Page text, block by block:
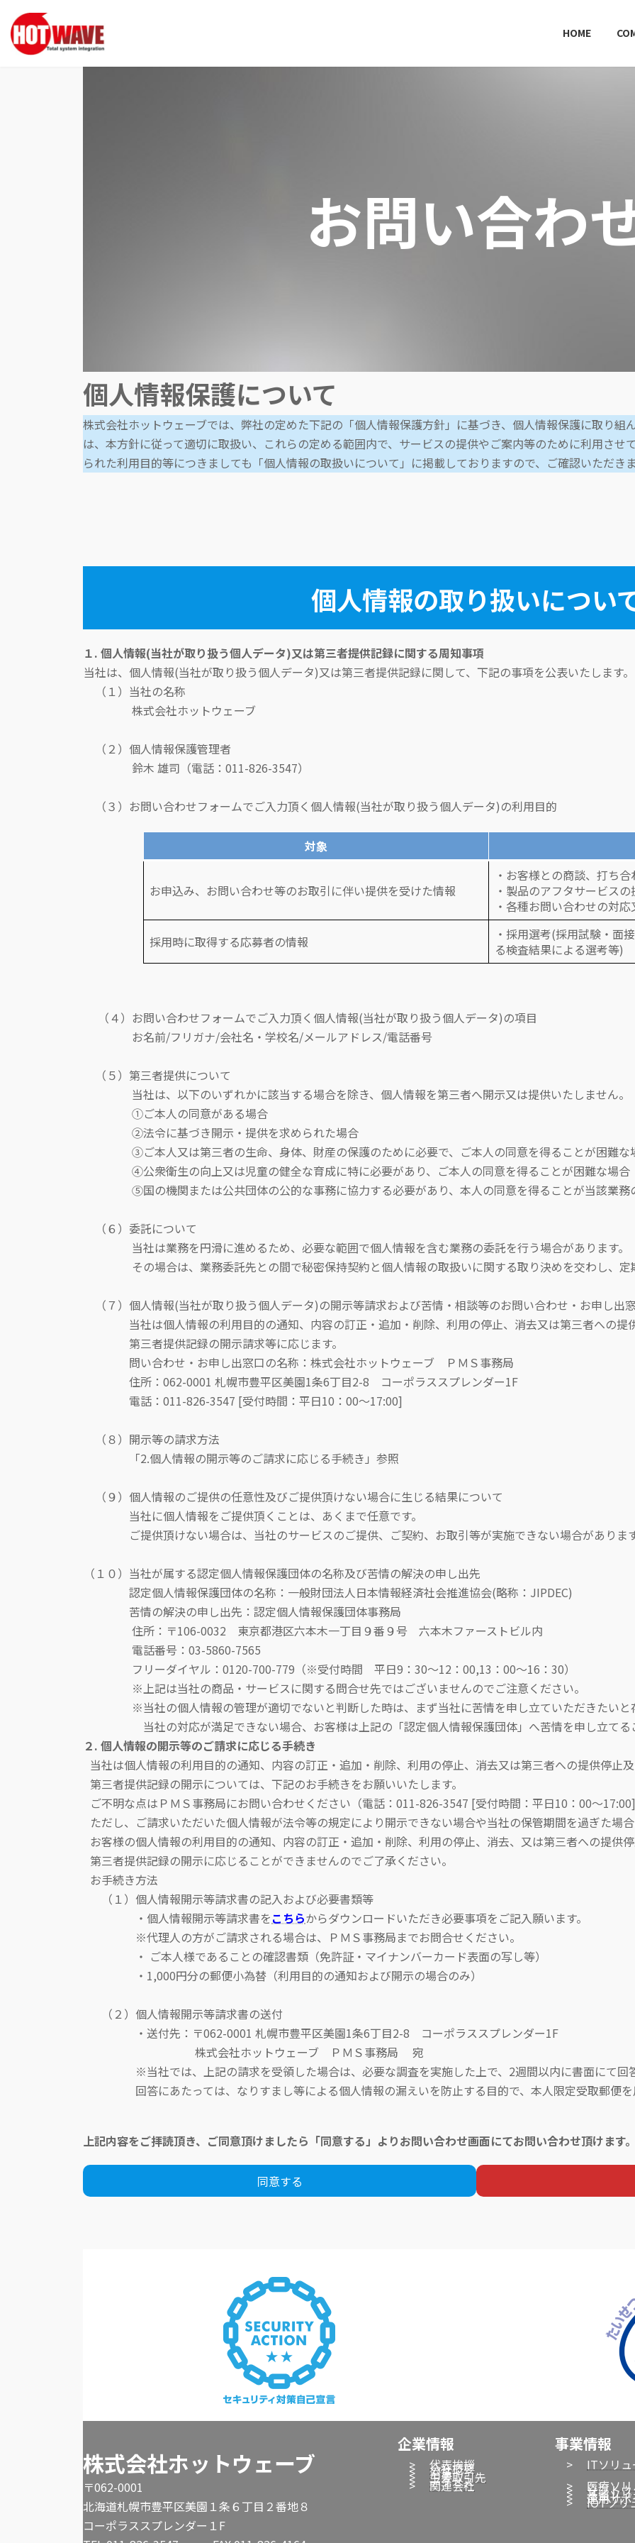
HOME
お問い合わ
個人情報保護について
株式会社ホットウェーブでは、弊社の定めた下記の「個人情報保護方針」に基づき、個人情報保護に取り組
は、本方針に従って適切に取扱い、これらの定める範囲内で、サービスの提供やご案内等のために利用させ
られた利用目的等につきましても「個人情報の取扱いについて」に掲載しておりますので、ご確認いただき
個人情報の取り扱いについ
１. 個人情報(当社が取り扱う個人データ)又は第三者提供記録に関する周知事項
当社は、個人情報(当社が取り扱う個人データ)又は第三者提供記録に関して、下記の事項を公表いたします。
（１）当社の名称
株式会社ホットウェーブ
（２）個人情報保護管理者
鈴木 雄司（電話：011-826-3547）
（３）お問い合わせフォームでご入力頂く個人情報(当社が取り扱う個人データ)の利用目的
対象
お申込み、お問い合わせ等のお取引に伴い提供を受けた情報
・お客様との商談、打ち
・製品のアフタサービスの
・各種お問い合わせの対
採用時に取得する応募者の情報
・採用選考(採用試験・面
る検査結果による選考等)
（４）お問い合わせフォームでご入力頂く個人情報(当社が取り扱う個人データ)の項目
お名前/フリガナ/会社名・学校名/メールアドレス/電話番号
（５）第三者提供について
当社は、以下のいずれかに該当する場合を除き、個人情報を第三者へ開示又は提供いたしません。
①ご本人の同意がある場合
②法令に基づき開示・提供を求められた場合
③ご本人又は第三者の生命、身体、財産の保護のために必要で、ご本人の同意を得ることが困難な
④公衆衛生の向上又は児童の健全な育成に特に必要があり、ご本人の同意を得ることが困難な場合
⑤国の機関または公共団体の公的な事務に協力する必要があり、本人の同意を得ることが当該業務
（６）委託について
当社は業務を円滑に進めるため、必要な範囲で個人情報を含む業務の委託を行う場合があります。
その場合は、業務委託先との間で秘密保持契約と個人情報の取扱いに関する取り決めを交わし、定期
（７）個人情報(当社が取り扱う個人データ)の開示等請求および苦情・相談等のお問い合わせ・お申し出
当社は個人情報の利用目的の通知、内容の訂正・追加・削除、利用の停止、消去又は第三者への提
第三者提供記録の開示請求等に応じます。
問い合わせ・お申し出窓口の名称：株式会社ホットウェーブ ＰＭＳ事務局
住所：062-0001 札幌市豊平区美園1条6丁目2-8 コーポラススプレンダー1F
電話：011-826-3547 [受付時間：平日10：00～17:00]
（８）開示等の請求方法
「2.個人情報の開示等のご請求に応じる手続き」参照
（９）個人情報のご提供の任意性及びご提供頂けない場合に生じる結果について
当社に個人情報をご提供頂くことは、あくまで任意です。
ご提供頂けない場合は、当社のサービスのご提供、ご契約、お取引等が実施できない場合があります
（１０）当社が属する認定個人情報保護団体の名称及び苦情の解決の申し出先
認定個人情報保護団体の名称：一般財団法人日本情報経済社会推進協会(略称：JIPDEC)
苦情の解決の申し出先：認定個人情報保護団体事務局
住所：〒106-0032 東京都港区六本木一丁目９番９号 六本木ファーストビル内
電話番号：03-5860-7565
フリーダイヤル：0120-700-779（※受付時間 平日9：30～12：00,13：00～16：30）
※上記は当社の商品・サービスに関する問合せ先ではございませんのでご注意ください。
※当社の個人情報の管理が適切でないと判断した時は、まず当社に苦情を申し立ていただきたいと存
当社の対応が満足できない場合、お客様は上記の「認定個人情報保護団体」へ苦情を申し立てるこ
２. 個人情報の開示等のご請求に応じる手続き
当社は個人情報の利用目的の通知、内容の訂正・追加・削除、利用の停止、消去又は第三者への提供停止
第三者提供記録の開示については、下記のお手続きをお願いいたします。
ご不明な点はＰＭＳ事務局にお問い合わせください（電話：011-826-3547 [受付時間：平日10：00～17:00]
ただし、ご請求いただいた個人情報が法令等の規定により開示できない場合や当社の保管期間を過ぎた場合
お客様の個人情報の利用目的の通知、内容の訂正・追加・削除、利用の停止、消去、又は第三者への提供
第三者提供記録の開示に応じることができませんのでご了承ください。
お手続き方法
（１）個人情報開示等請求書の記入および必要書類等
・個人情報開示等請求書をこちらからダウンロードいただき必要事項をご記入願います。
※代理人の方がご請求される場合は、ＰＭＳ事務局までお問合せください。
・ ご本人様であることの確認書類（免許証・マイナンバーカード表面の写し等）
・1,000円分の郵便小為替（利用目的の通知および開示の場合のみ）
（２）個人情報開示等請求書の送付
・送付先：〒062-0001 札幌市豊平区美園1条6丁目2-8 コーポラススプレンダー1F
株式会社ホットウェーブ ＰＭＳ事務局 宛
※当社では、上記の請求を受領した場合は、必要な調査を実施した上で、2週間以内に書面にて回答
回答にあたっては、なりすまし等による個人情報の漏えいを防止する目的で、本人限定受取郵便を
上記内容をご拝読頂き、ご同意頂けましたら「同意する」よりお問い合わせ画面にてお問い合わせ頂けます。
同意する
株式会社ホットウェーブ
〒062-0001
北海道札幌市豊平区美園１条６丁目２番地８
コーポラススプレンダー１F
企業情報
> 代表挨拶
> 会社概要
> 沿革
> 主要取引先
> アクセス
> 関連会社
事業情報
> ITソリ
> 医療ソ
> ソフト
> 基盤ソ
> 運用サ
> IOTソリ